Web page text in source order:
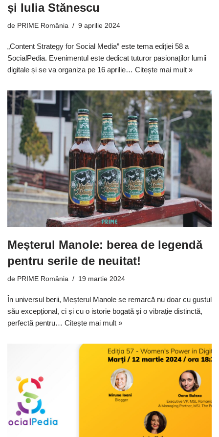
și Iulia Stănescu
de PRIME România 9 aprilie 2024
„Content Strategy for Social Media” este tema ediției 58 a
SocialPedia. Evenimentul este dedicat tuturor pasionaților lumii
digitale și se va organiza pe 16 aprilie… Citește mai mult »
Meșterul Manole: berea de legendă
pentru serile de neuitat!
de PRIME România 19 martie 2024
În universul berii, Meșterul Manole se remarcă nu doar cu gustul
său excepțional, ci și cu o istorie bogată și o vibrație distinctă,
perfectă pentru… Citește mai mult »